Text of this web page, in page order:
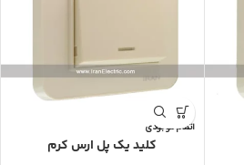
اتمام موجودی
کلید یک پل ارس کرم